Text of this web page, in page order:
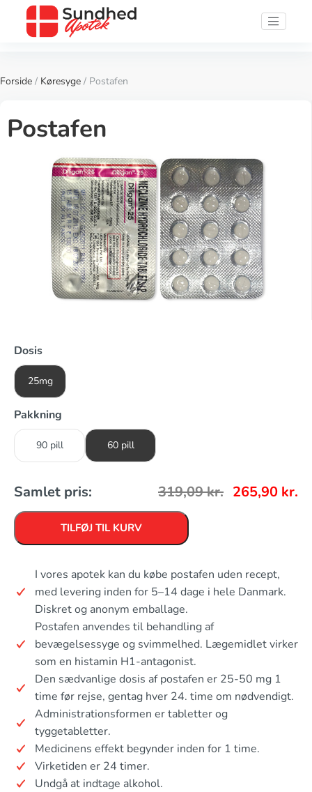
Forside / Køresyge / Postafen
Postafen
Dosis
25mg
Pakkning
90 pill 60 pill
Samlet pris: 319,09kr. 265,90 kr.
TILFØJ TIL KURV
I vores apotek kan du købe postafen uden recept,
med levering inden for 5–14 dage i hele Danmark.
Diskret og anonym emballage.
Postafen anvendes til behandling af
bevægelsessyge og svimmelhed. Lægemidlet virker
som en histamin H1-antagonist.
Den sædvanlige dosis af postafen er 25-50 mg 1
time før rejse, gentag hver 24. time om nødvendigt.
Administrationsformen er tabletter og
tyggetabletter.
Medicinens effekt begynder inden for 1 time.
Virketiden er 24 timer.
Undgå at indtage alkohol.